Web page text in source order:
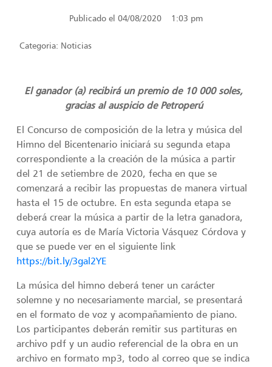
Publicado el 04/08/2020 1:03 pm
Categoria: Noticias
El ganador (a) recibirá un premio de 10 000 soles,
gracias al auspicio de Petroperú
El Concurso de composición de la letra y música del
Himno del Bicentenario iniciará su segunda etapa
correspondiente a la creación de la música a partir
del 21 de setiembre de 2020, fecha en que se
comenzará a recibir las propuestas de manera virtual
hasta el 15 de octubre. En esta segunda etapa se
deberá crear la música a partir de la letra ganadora,
cuya autoría es de María Victoria Vásquez Córdova y
que se puede ver en el siguiente link
https://bit.ly/3gal2YE
La música del himno deberá tener un carácter
solemne y no necesariamente marcial, se presentará
en el formato de voz y acompañamiento de piano.
Los participantes deberán remitir sus partituras en
archivo pdf y un audio referencial de la obra en un
archivo en formato mp3, todo al correo que se indica